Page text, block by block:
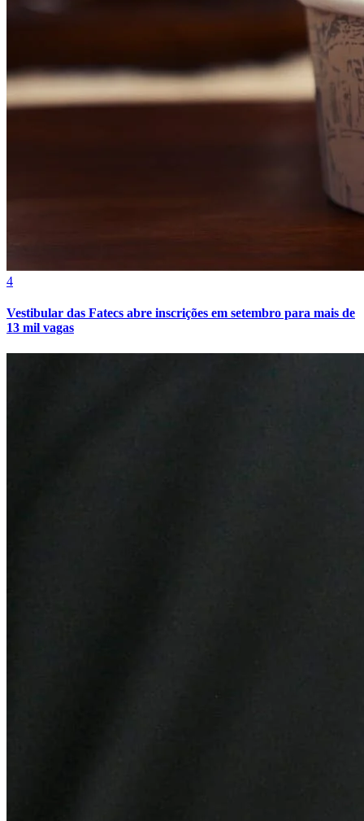
4
Vestibular das Fatecs abre inscrições em setembro para mais de
13 mil vagas